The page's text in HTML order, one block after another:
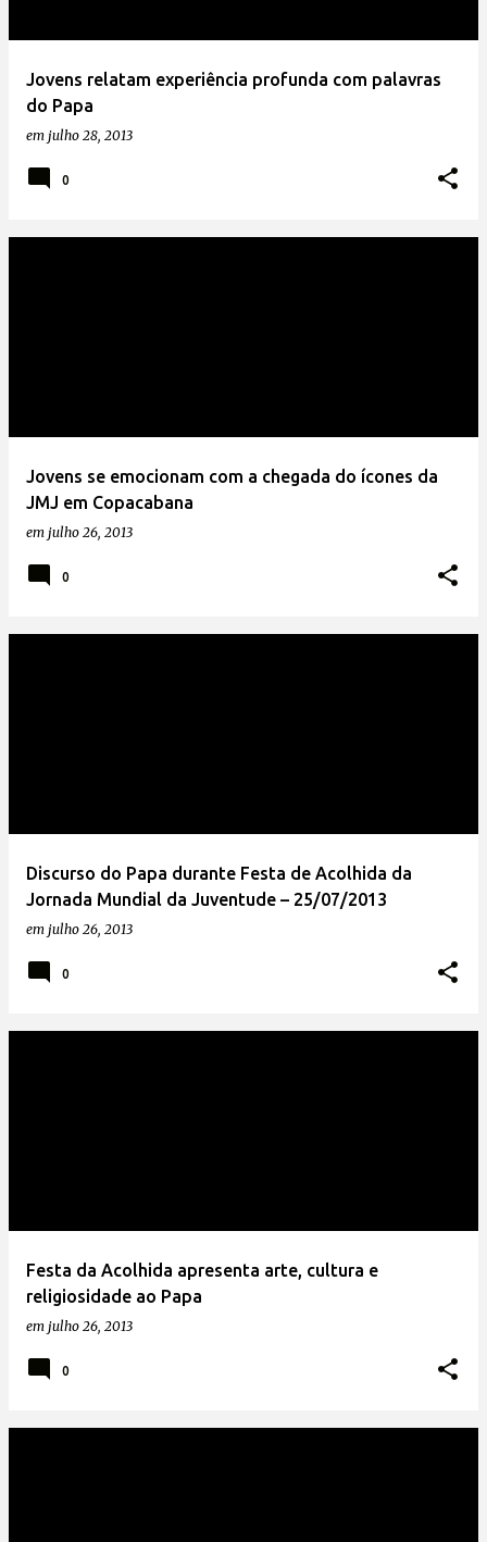
Jovens relatam experiência profunda com palavras
do Papa
em julho 28, 2013
0
Jovens se emocionam com a chegada do ícones da
JMJ em Copacabana
em julho 26, 2013
0
Discurso do Papa durante Festa de Acolhida da
Jornada Mundial da Juventude – 25/07/2013
em julho 26, 2013
0
Festa da Acolhida apresenta arte, cultura e
religiosidade ao Papa
em julho 26, 2013
0